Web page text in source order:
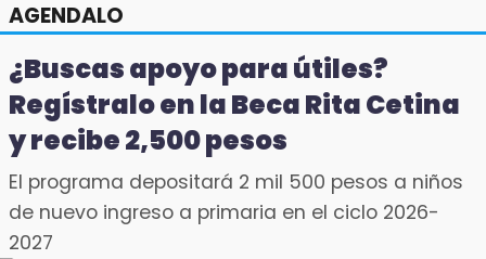
CHAROLET
Descasadas y
AGENDALO
¿Buscas apoyo para útiles?
Regístralo en la Beca Rita Cetina
y recibe 2,500 pesos
El programa depositará 2 mil 500 pesos a niños
de nuevo ingreso a primaria en el ciclo 2026-
2027